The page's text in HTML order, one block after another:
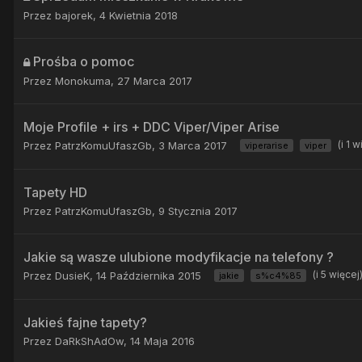
Przez bajorek, 4 Kwietnia 2018
Prośba o pomoc
Przez Monokuma, 27 Marca 2017
Moje Profile + irs + DDC Viper/Viper Arise
Przez PatrzKomuUfaszGb, 3 Marca 2017 viperarise viper (i 1
Tapety HD
Przez PatrzKomuUfaszGb, 9 Stycznia 2017
Jakie są wasze ulubione modyfikacje na telefony ?
Przez DusieK, 14 Października 2015 jakie s%c4%85 (i 5 więcej)
Jakieś fajne tapety?
Przez DaRkShAdOw, 14 Maja 2016